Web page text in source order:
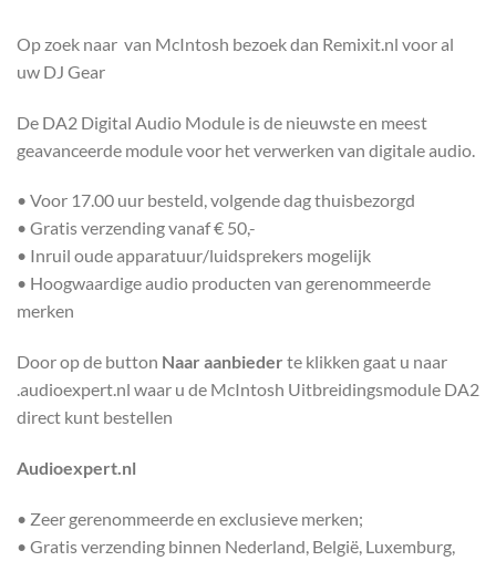
Op zoek naar van McIntosh bezoek dan Remixit.nl voor al
uw DJ Gear
De DA2 Digital Audio Module is de nieuwste en meest
geavanceerde module voor het verwerken van digitale audio.
• Voor 17.00 uur besteld, volgende dag thuisbezorgd
• Gratis verzending vanaf € 50,-
• Inruil oude apparatuur/luidsprekers mogelijk
• Hoogwaardige audio producten van gerenommeerde
merken
Door op de button Naar aanbieder te klikken gaat u naar
.audioexpert.nl waar u de McIntosh Uitbreidingsmodule DA2
direct kunt bestellen
Audioexpert.nl
• Zeer gerenommeerde en exclusieve merken;
• Gratis verzending binnen Nederland, België, Luxemburg,